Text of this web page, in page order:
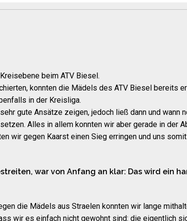
beim ATV Biesel.
konnten die Mädels des ATV Biesel bereits
in der Kreisliga.
gute Ansätze zeigen, jedoch ließ dann und wann
Alles in allem konnten wir aber gerade in der
wir gegen Kaarst einen Sieg erringen und uns
war von Anfang an klar: Das wird ein
die Mädels aus Straelen konnten wir lange
wir es einfach nicht gewohnt sind: die eigentlich